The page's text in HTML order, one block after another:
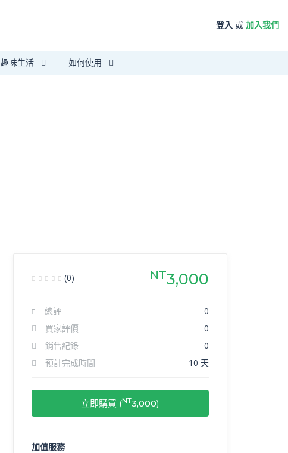
登入 或 加入我們
趣味生活 如何使用
(0) NT3,000
總評
0
買家評價
0
銷售紀錄
0
預計完成時間
10 天
立即購買 (NT3,000)
加值服務